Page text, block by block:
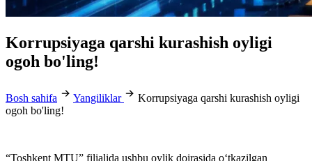
Korrupsiyaga qarshi kurashish oyligi
ogoh bo'ling!
Bosh sahifa Yangiliklar
Korrupsiyaga qarshi kurashish oyligi
ogoh bo'ling!
“Toshkent MTU” filialida ushbu oylik doirasida oʻtkazilgan